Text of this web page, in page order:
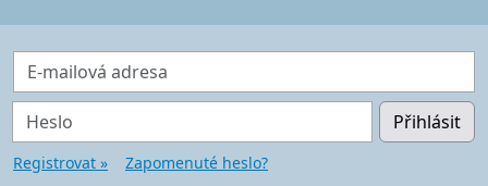
E-mailová adresa
Heslo Přihlásit
Registrovat » Zapomenuté heslo?